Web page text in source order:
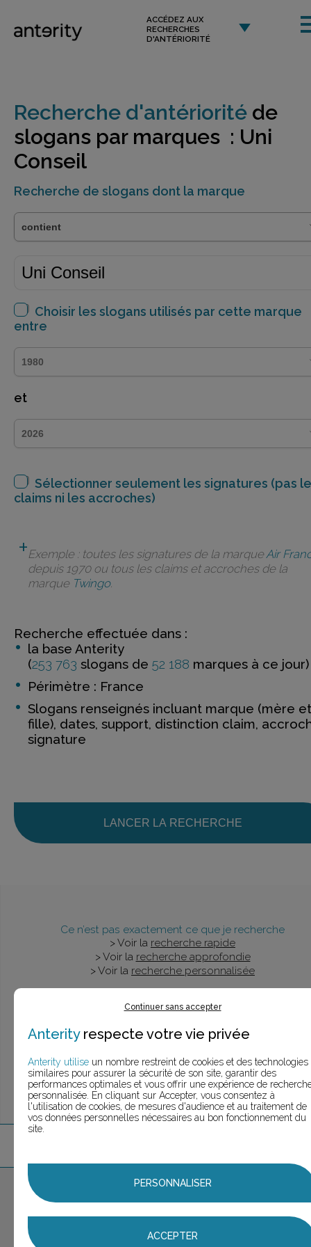
ACCÉDEZ AUX
RECHERCHES
D'ANTÉRIORITÉ
Recherche d'antériorité de
slogans par marques : Uni
Conseil
Recherche de slogans dont la marque
Choisir les slogans utilisés par cette marque
entre
et
Sélectionner seulement les signatures (pas
claims ni les accroches)
Exemple : toutes les signatures de la marqueAir
depuis 1970 ou tous les claims et accroches de la
marque Twingo.
Recherche effectuée dans :
la base Anterity
(253 763 slogans de 52 188 marques à ce jour)
Périmètre : France
Slogans renseignés incluant marque (mère et
fille), dates, support, distinction claim,
signature
LANCER LA RECHERCHE
Ce n’est pas exactement ce que je recherche
> Voir la recherche rapide
> Voir la recherche approfondie
> Voir la recherche personnalisée
UNE QUESTION ?
Aucune marque sélectionnée
Continuer sans accepter
Anterityrespecte votre vie privée
Anterity utilise un nombre restreint de cookies et des technologies
similaires pour assurer la sécurité de son site, garantir des
performances optimales et vous offrir une expérience de
personnalisée. En cliquant sur Accepter, vous consentez à
l'utilisation de cookies, de mesures d'audience et au traitement de
vos données personnelles nécessaires au bon fonctionnement du
site.
PERSONNALISER
ACCEPTER